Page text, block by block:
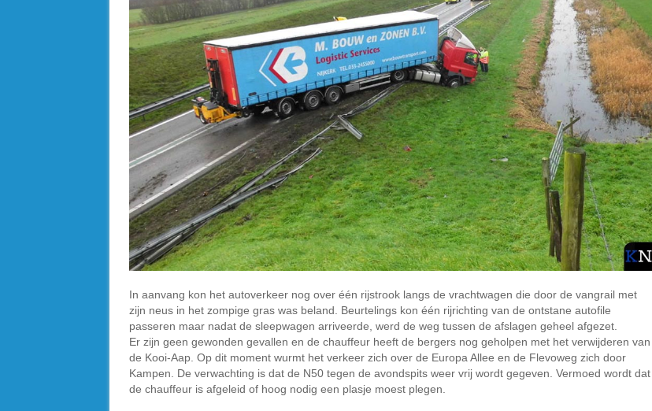
In aanvang kon het autoverkeer nog over één rijstrook langs de vrachtwagen die door de vangrail met
zijn neus in het zompige gras was beland. Beurtelings kon één rijrichting van de ontstane autofile
passeren maar nadat de sleepwagen arriveerde, werd de weg tussen de afslagen geheel afgezet.
Er zijn geen gewonden gevallen en de chauffeur heeft de bergers nog geholpen met het verwijderen van
de Kooi-Aap. Op dit moment wurmt het verkeer zich over de Europa Allee en de Flevoweg zich door
Kampen. De verwachting is dat de N50 tegen de avondspits weer vrij wordt gegeven. Vermoed wordt dat
de chauffeur is afgeleid of hoog nodig een plasje moest plegen.